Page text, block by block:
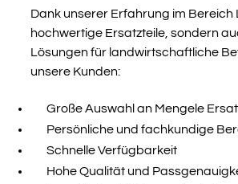
Dank unserer Erfahrung im
hochwertige Ersatzteile, sondern
Lösungen für landwirtschaftliche
unsere Kunden:
Große Auswahl an Mengele
Persönliche und fachkundige
Schnelle Verfügbarkeit
Hohe Qualität und